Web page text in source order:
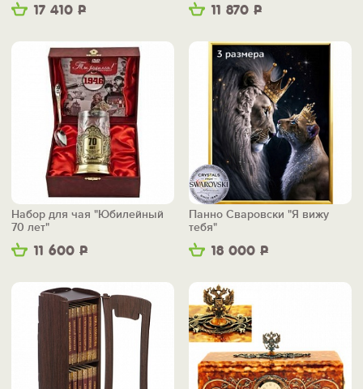
17 410 Р
11 870 Р
11 600 Р
Набор для чая "Юбилейный
70 лет"
18 000 Р
Панно Сваровски "Я вижу
тебя"